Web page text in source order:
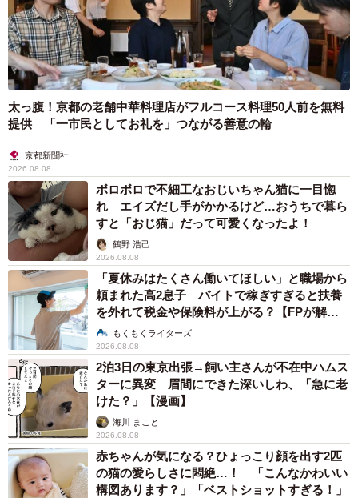
太っ腹！京都の老舗中華料理店がフルコース料理50人前を無料
提供 「一市民としてお礼を」つながる善意の輪
京都新聞社
2026.08.08
ボロボロで不細工なおじいちゃん猫に一目惚
れ エイズだし手がかかるけど…おうちで暮ら
すと「おじ猫」だって可愛くなったよ！
鶴野 浩己
2026.08.08
「夏休みはたくさん働いてほしい」と職場から
頼まれた高2息子 バイトで稼ぎすぎると扶養
を外れて税金や保険料が上がる？【FPが解
説】もくもくライターズ
2026.08.08
2泊3日の東京出張→飼い主さんが不在中ハムス
ターに異変 眉間にできた深いしわ、「急に老
けた？」【漫画】
海川 まこと
2026.08.08
赤ちゃんが気になる？ひょっこり顔を出す2匹
の猫の愛らしさに悶絶…！ 「こんなかわいい
構図あります？」「ベストショットすぎる！」